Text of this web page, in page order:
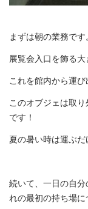
まずは朝の業務です
展覧会入口を飾る大
これを館内から運び
このオブジェは取
です！
夏の暑い時は運ぶ
続いて、一日の自
れの最初の持ち場に